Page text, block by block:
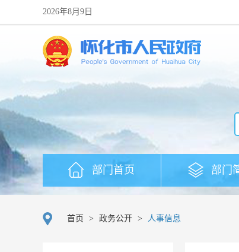
2026年8月9日
部门首页 部门
首页 > 政务公开 > 人事信息